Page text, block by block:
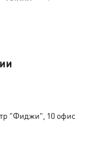
"Фиджи", 10 офис